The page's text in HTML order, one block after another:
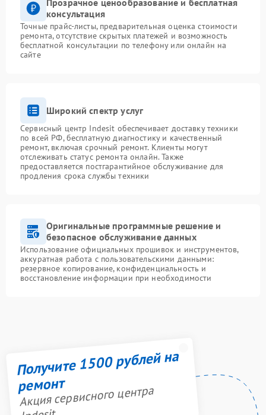
Прозрачное ценообразование и бесплатная
консультация
Точные прайс-листы, предварительная оценка стоимости
ремонта, отсутствие скрытых платежей и возможность
бесплатной консультации по телефону или онлайн на
сайте
Широкий спектр услуг
Сервисный центр Indesit обеспечивает доставку техники
по всей РФ, бесплатную диагностику и качественный
ремонт, включая срочный ремонт. Клиенты могут
отслеживать статус ремонта онлайн. Также
предоставляется постгарантийное обслуживание для
продления срока службы техники
Оригинальные программные решение и
безопасное обслуживание данных
Использование официальных прошивок и инструментов,
аккуратная работа с пользовательскими данными:
резервное копирование, конфиденциальность и
восстановление информации при необходимости
Получите 1500 рублей на
ремонт
Акция сервисного центра